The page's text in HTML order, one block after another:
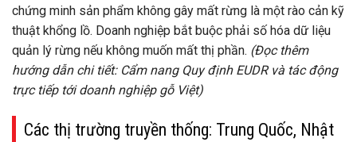
chứng minh sản phẩm không gây mất rừng là một rào cản kỹ
thuật khổng lồ. Doanh nghiệp bắt buộc phải số hóa dữ liệu
quản lý rừng nếu không muốn mất thị phần. (Đọc thêm
hướng dẫn chi tiết: Cẩm nang Quy định EUDR và tác động
trực tiếp tới doanh nghiệp gỗ Việt)
Các thị trường truyền thống: Trung Quốc, Nhật